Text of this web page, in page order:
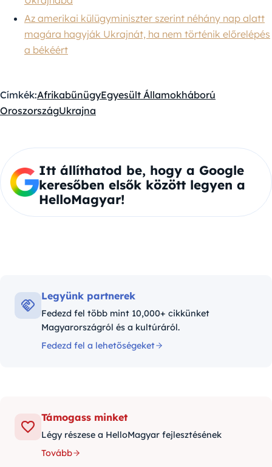
Az amerikai külügyminiszter szerint néhány nap alatt
magára hagyják Ukrajnát, ha nem történik előrelépés
a békéért
Címkék:AfrikabűnügyEgyesült Államokháború
OroszországUkrajna
Itt állíthatod be, hogy a Google
keresőben elsők között legyen a
HelloMagyar!
Legyünk partnerek
Fedezd fel több mint 10,000+ cikkünket
Magyarországról és a kultúráról.
Fedezd fel a lehetőségeket
Támogass minket
Légy részese a HelloMagyar fejlesztésének
Tovább